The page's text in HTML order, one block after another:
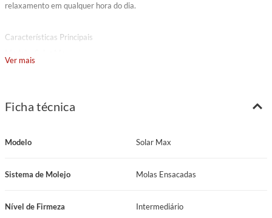
relaxamento em qualquer hora do dia.
Características Principais
Espuma do Estofamento 1: Espuma D28
Nível de Firmeza: Intermediário
Manutenção: No turn
Ver mais
Ficha técnica
Modelo Solar Max
Sistema de Molejo Molas Ensacadas
Nível de Firmeza Intermediário